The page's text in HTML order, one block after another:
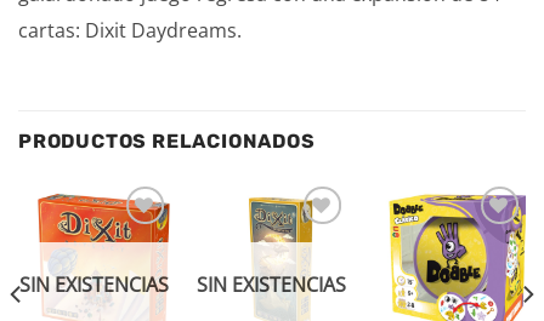
cartas: Dixit Daydreams. ​​​​
PRODUCTOS RELACIONADOS
Añadir
lista de
deseos
SIN EXISTENCIAS
Añadir
lista de
deseos
SIN EXISTENCIAS
Añadir
a la
lista de
deseos